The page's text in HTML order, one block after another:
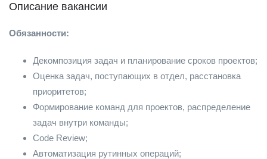
Описание вакансии
Обязанности:
Декомпозиция задач и планирование сроков проектов;
Оценка задач, поступающих в отдел, расстановка
приоритетов;
Формирование команд для проектов, распределение
задач внутри команды;
Code Review;
Автоматизация рутинных операций;